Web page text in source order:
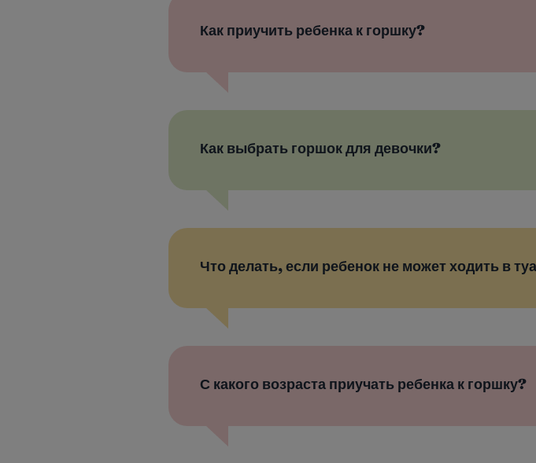
Как приучить ребенка к горшку?
Как выбрать горшок для девочки?
Что делать, если ребенок не может ходить в
С какого возраста приучать ребенка к горшку?